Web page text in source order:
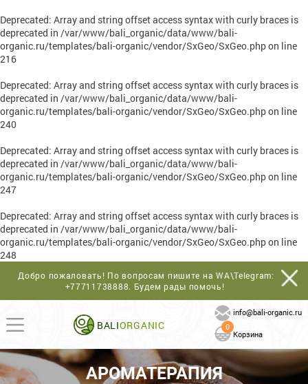
Deprecated: Array and string offset access syntax with curly braces is
deprecated in /var/www/bali_organic/data/www/bali-
organic.ru/templates/bali-organic/vendor/SxGeo/SxGeo.phpon line
216
Deprecated: Array and string offset access syntax with curly braces is
deprecated in /var/www/bali_organic/data/www/bali-
organic.ru/templates/bali-organic/vendor/SxGeo/SxGeo.phpon line
240
Deprecated: Array and string offset access syntax with curly braces is
deprecated in /var/www/bali_organic/data/www/bali-
organic.ru/templates/bali-organic/vendor/SxGeo/SxGeo.phpon line
247
Deprecated: Array and string offset access syntax with curly braces is
deprecated in /var/www/bali_organic/data/www/bali-
organic.ru/templates/bali-organic/vendor/SxGeo/SxGeo.phpon line
248
Добро пожаловать! По вопросам пишите на WA\Telegram:
+77711738888. Будем рады помочь!
BALIORGANIC
info@bali-organic.ru
0
Корзина
АРОМАТЕРАПИЯ